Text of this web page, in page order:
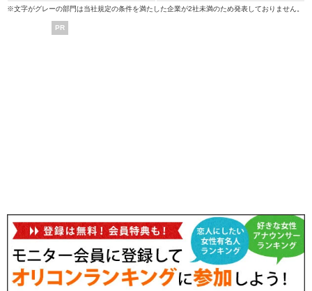
※文字がグレーの部門は当社規定の条件を満たした企業が2社未満のため発表しておりません。
PR